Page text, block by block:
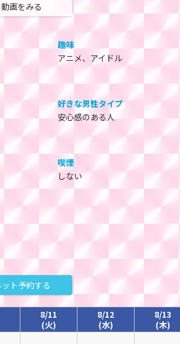
画をみる
趣味
アニメ、アイドル
好きな男性タイプ
安心感のある人
喫煙
しない
ト予約する
8/11
(火)
8/12
(水)
8/13
(木)